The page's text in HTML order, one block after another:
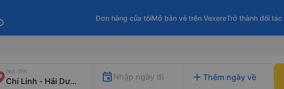
Đơn hàng của tôiMở bán vé trên VexereTrở thành đối tác
Nơi đến
Nhập ngày đi add Thêm ngày về